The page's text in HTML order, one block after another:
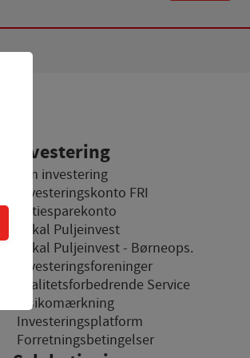
Investering
Om investering
Investeringskonto FRI
Aktiesparekonto
Lokal Puljeinvest
Lokal Puljeinvest - Børneops.
Investeringsforeninger
Kvalitetsforbedrende Service
Risikomærkning
Investeringsplatform
Forretningsbetingelser